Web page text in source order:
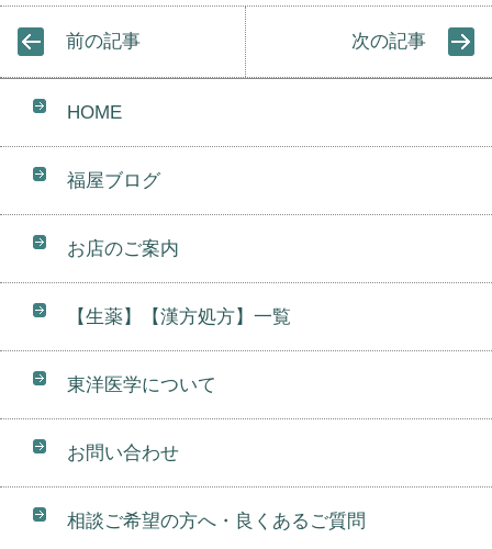
前の記事 次の記事
HOME
福屋ブログ
お店のご案内
【生薬】【漢方処方】一覧
東洋医学について
お問い合わせ
相談ご希望の方へ・良くあるご質問